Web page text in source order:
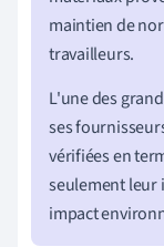
maintien de
travailleurs.
L'une des
ses
vérifiées en
seulement leur
impact